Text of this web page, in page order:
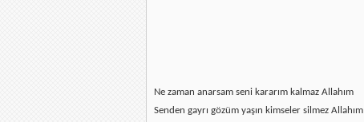
Ne zaman anarsam seni kararım kalmaz Allahım
Senden gayrı gözüm yaşın kimseler silmez Allahım